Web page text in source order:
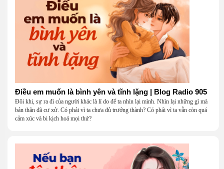
Điều em muốn là bình yên và tĩnh lặng | Blog Radio 905
Đôi khi, sự ra đi của người khác là lí do để ta nhìn lại mình. Nhìn lại những gì mà
bản thân đã cư xử. Có phải vì ta chưa đủ trưởng thành? Có phải vì ta vẫn còn quá
cảm xúc và bi kịch hoá mọi thứ?